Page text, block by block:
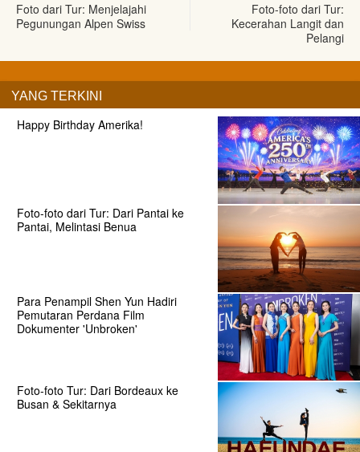
Foto dari Tur: Menjelajahi
Pegunungan Alpen Swiss
Foto-foto dari Tur:
Kecerahan Langit dan
Pelangi
YANG TERKINI
Happy Birthday Amerika!
Foto-foto dari Tur: Dari Pantai ke
Pantai, Melintasi Benua
Para Penampil Shen Yun Hadiri
Pemutaran Perdana Film
Dokumenter 'Unbroken'
Foto-foto Tur: Dari Bordeaux ke
Busan & Sekitarnya